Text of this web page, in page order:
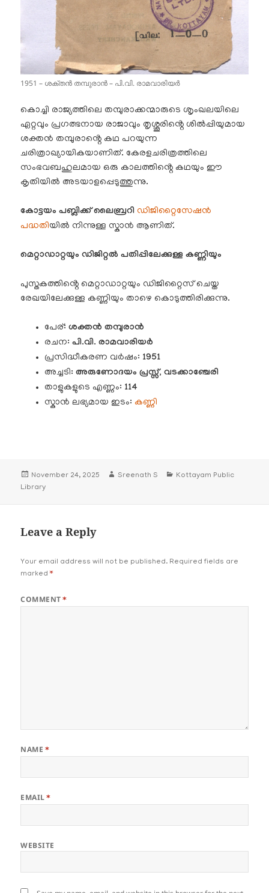
1951 – ശക്തൻ തമ്പുരാൻ – പി.വി. രാമവാരിയർ
കൊച്ചി രാജ്യത്തിലെ തമ്പുരാക്കന്മാരുടെ ശൃംഖലയിലെ
ഏറ്റവും പ്രഗത്ഭനായ രാജാവും തൃശ്ശൂരിൻ്റെ ശിൽപ്പിയുമായ
ശക്തൻ തമ്പുരാൻ്റെ കഥ പറയുന്ന
ചരിത്രാഖ്യായികയാണിത്. കേരളചരിത്രത്തിലെ
സംഭവബഹുലമായ ഒരു കാലത്തിൻ്റെ കഥയും ഈ
കൃതിയിൽ അടയാളപ്പെടുത്തുന്നു.
കോട്ടയം പബ്ലിക്ക് ലൈബ്രറി ഡിജിറ്റൈസേഷൻ
പദ്ധതിയിൽ നിന്നുള്ള സ്കാൻ ആണിത്.
മെറ്റാഡാറ്റയും ഡിജിറ്റൽ പതിപ്പിലേക്കുള്ള കണ്ണിയും
പുസ്തകത്തിൻ്റെ മെറ്റാഡാറ്റയും ഡിജിറ്റൈസ് ചെയ്ത
രേഖയിലേക്കുള്ള കണ്ണിയും താഴെ കൊടുത്തിരിക്കുന്നു.
പേര്:ശക്തൻ തമ്പുരാൻ
രചന:പി.വി. രാമവാരിയർ
പ്രസിദ്ധീകരണ വർഷം: 1951
അച്ചടി: അരുണോദയം പ്രസ്സ്, വടക്കാഞ്ചേരി
താളുകളുടെ എണ്ണം: 114
സ്കാൻ ലഭ്യമായ ഇടം: കണ്ണി
Posted
on
November 24, 2025 Author
Sreenath S Categories
Kottayam Public
Library
Leave a Reply
Your email address will not be published. Required fields are
marked*
COMMENT*
NAME*
EMAIL*
WEBSITE